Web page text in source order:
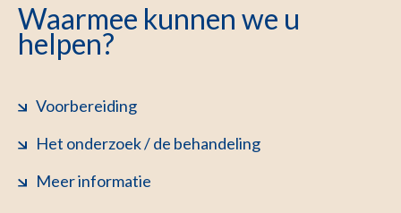
Waarmee kunnen we u
helpen?
Voorbereiding
Het onderzoek / de behandeling
Meer informatie